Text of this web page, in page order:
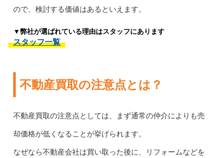
ので、検討する価値はあるといえます。
▼弊社が選ばれている理由はスタッフにあります
スタッフ一覧
不動産買取の注意点とは？
不動産買取の注意点としては、まず通常の仲介によりも売
却価格が低くなることが挙げられます。
なぜなら不動産会社は買い取った後に、リフォームなどを